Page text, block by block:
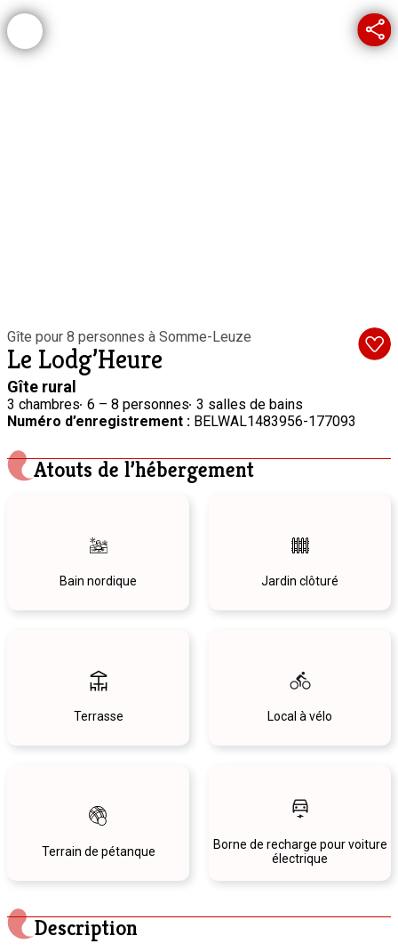
Gîte pour 8 personnes à Somme-Leuze
Le Lodg’Heure
Gîte rural
3 chambres 6 – 8 personnes 3 salles de bains
Numéro d’enregistrement : BELWAL1483956-177093
Atouts de l’hébergement
Bain nordique Jardin clôturé
Terrasse Local à vélo
Terrain de pétanque
Borne de recharge pour voiture
électrique
Description